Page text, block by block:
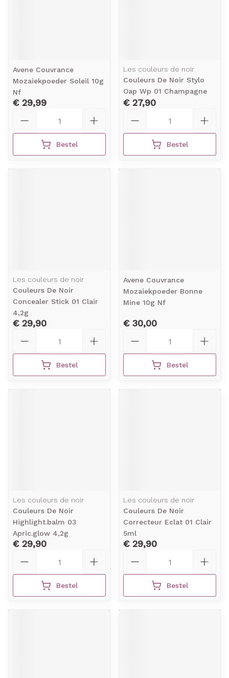
Avene Couvrance
Mozaiekpoeder Soleil 10g
Nf
€ 29,99
Bestel
Les couleurs de noir
Couleurs De Noir Stylo
Oap Wp 01 Champagne
€ 27,90
Bestel
Les couleurs de noir
Couleurs De Noir
Concealer Stick 01 Clair
4,2g
€ 29,90
Bestel
Avene Couvrance
Mozaiekpoeder Bonne
Mine 10g Nf
€ 30,00
Bestel
Les couleurs de noir
Couleurs De Noir
Highlight.balm 03
Apric.glow 4,2g
€ 29,90
Bestel
Les couleurs de noir
Couleurs De Noir
Correcteur Eclat 01 Clair
5ml
€ 29,90
Bestel